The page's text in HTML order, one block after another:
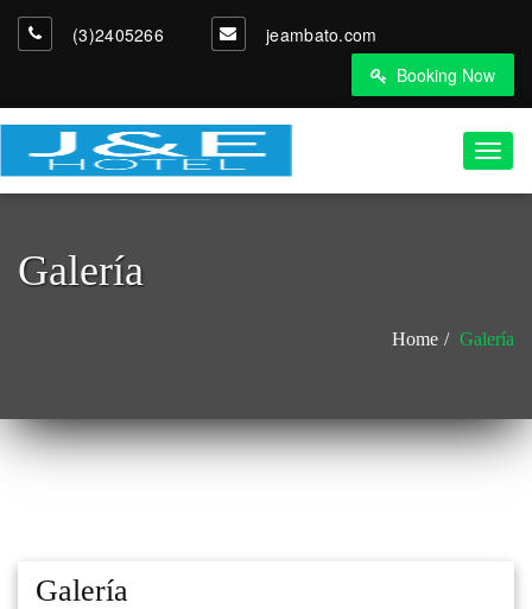
(3)2405266
jeambato.com
Booking Now
Galería
Home Galería
Galería